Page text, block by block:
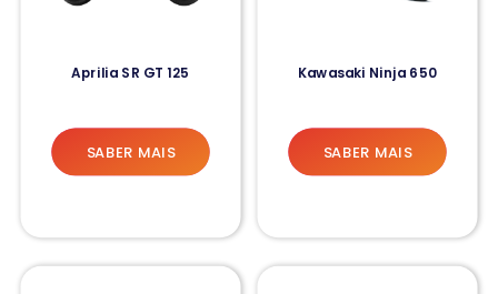
Aprilia SR GT 125
SABER MAIS
Kawasaki Ninja 650
SABER MAIS